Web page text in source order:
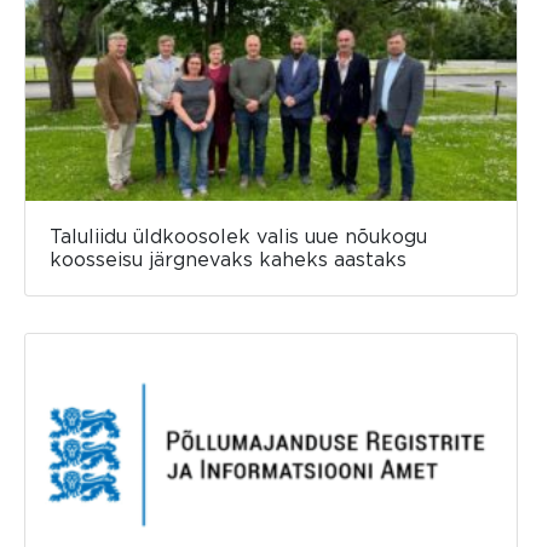
Taluliidu üldkoosolek valis uue nõukogu
koosseisu järgnevaks kaheks aastaks